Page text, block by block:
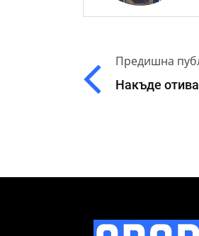
Предишна
Накъде